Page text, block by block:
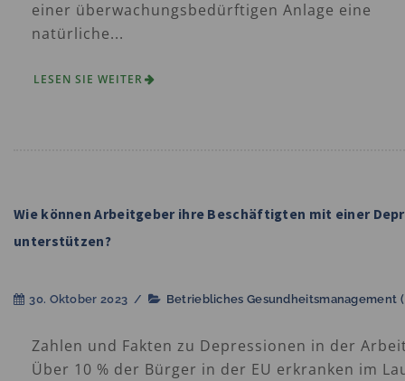
einer überwachungsbedürftigen Anlage eine
natürliche...
LESEN SIE WEITER
Wie können Arbeitgeber ihre Beschäftigten mit einer
unterstützen?
30. Oktober 2023 / Betriebliches Gesundheitsmanagement
Zahlen und Fakten zu Depressionen in der
Über 10 % der Bürger in der EU erkranken im